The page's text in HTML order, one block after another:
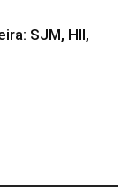
SJM, HII,